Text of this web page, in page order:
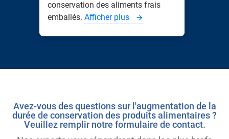
conservation des aliments frais
emballés. Afficher plus
Avez-vous des questions sur l'augmentation de la
durée de conservation des produits alimentaires ?
Veuillez remplir notre formulaire de contact.